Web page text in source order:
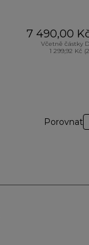
7 490,00
Včetně částky
1 299,92 Kč
Porovnat